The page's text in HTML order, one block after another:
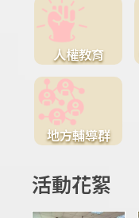
人權教育
地方輔導群
活動花絮